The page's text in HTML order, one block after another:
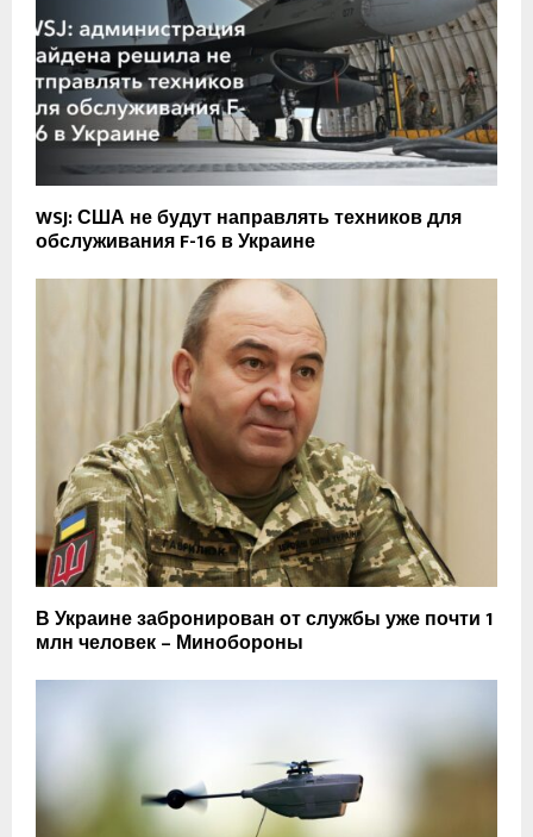
WSJ: США не будут направлять техников для
обслуживания F-16 в Украине
В Украине забронирован от службы уже почти 1
млн человек – Минобороны